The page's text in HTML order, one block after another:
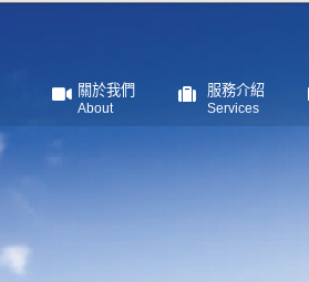
關於我們 服務介紹